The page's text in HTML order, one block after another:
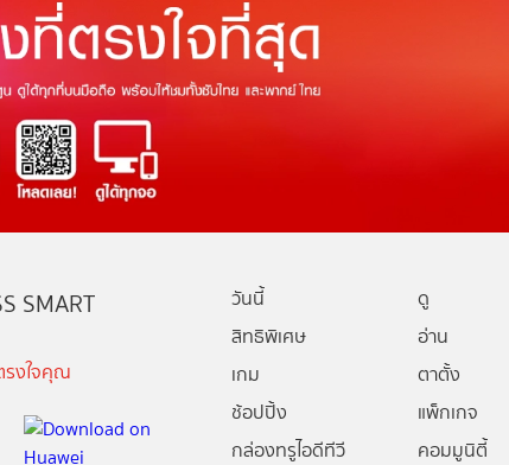
SMART
รงใจคุณ
วันนี้
ดู
สิทธิพิเศษ
อ่าน
เกม
ตาตั้ง
ช้อปปิ้ง
แพ็กเกจ
กล่องทรูไอดีทีวี
คอมมูนิตี้